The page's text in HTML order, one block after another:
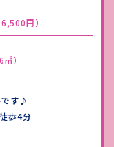
円）
）
です♪
歩4分